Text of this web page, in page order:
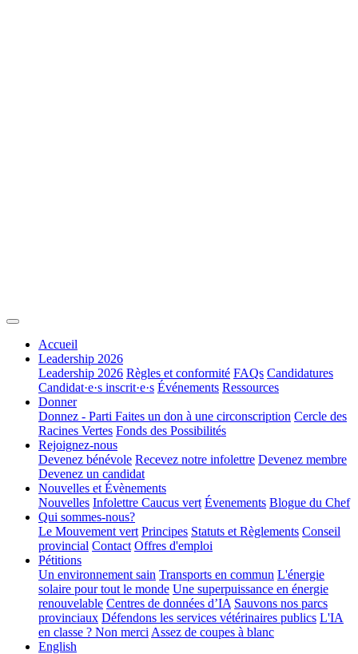
Accueil
Leadership 2026
Leadership 2026 Règles et conformité FAQs Candidatures
Candidat·e·s inscrit·e·s Événements Ressources
Donner
Donnez - Parti Faites un don à une circonscription Cercle des
Racines Vertes Fonds des Possibilités
Rejoignez-nous
Devenez bénévole Recevez notre infolettre Devenez membre
Devenez un candidat
Nouvelles et Évènements
Nouvelles Infolettre Caucus vert Évenements Blogue du Chef
Qui sommes-nous?
Le Mouvement vert Principes Statuts et Règlements Conseil
provincial Contact Offres d'emploi
Pétitions
Un environnement sain Transports en commun L'énergie
solaire pour tout le monde Une superpuissance en énergie
renouvelable Centres de données d’IA Sauvons nos parcs
provinciaux Défendons les services vétérinaires publics L'IA
en classe ? Non merci Assez de coupes à blanc
English